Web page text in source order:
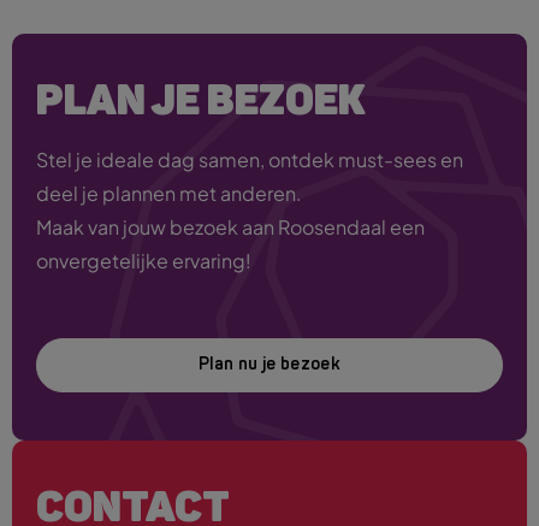
PLAN JE BEZOEK
Stel je ideale dag samen, ontdek must-sees en
deel je plannen met anderen.
Maak van jouw bezoek aan Roosendaal een
onvergetelijke ervaring!
Plan nu je bezoek
CONTACT